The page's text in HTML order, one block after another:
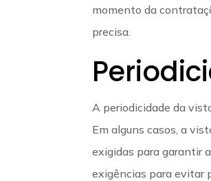
momento da
precisa.
A periodicidade da
Em alguns casos, a
exigidas para garantir
exigências para evitar